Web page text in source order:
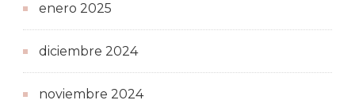
enero 2025
diciembre 2024
noviembre 2024